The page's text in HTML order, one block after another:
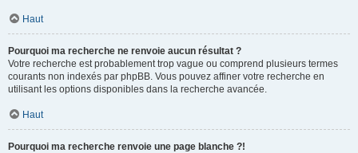
Haut
Pourquoi ma recherche ne renvoie aucun résultat ?
Votre recherche est probablement trop vague ou comprend plusieurs termes
courants non indexés par phpBB. Vous pouvez affiner votre recherche en
utilisant les options disponibles dans la recherche avancée.
Haut
Pourquoi ma recherche renvoie une page blanche ?!